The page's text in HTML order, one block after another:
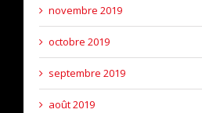
novembre 2019
octobre 2019
septembre 2019
août 2019